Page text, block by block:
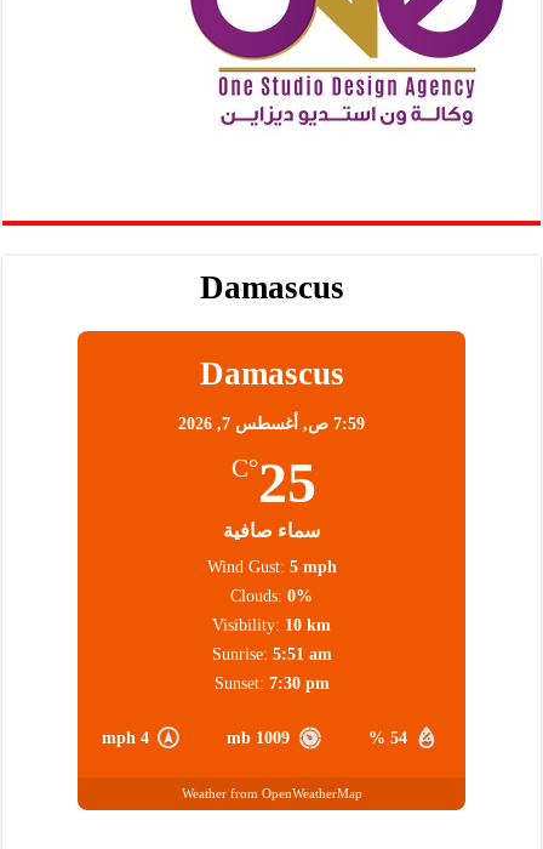
Damascus
Damascus
7:59 ص, أغسطس 7, 2026
25
°C
سماء صافية
54 %
1009 mb
4 mph
Wind Gust: 5 mph
Clouds: 0%
Visibility: 10 km
Sunrise: 5:51 am
Sunset: 7:30 pm
Weather from OpenWeatherMap